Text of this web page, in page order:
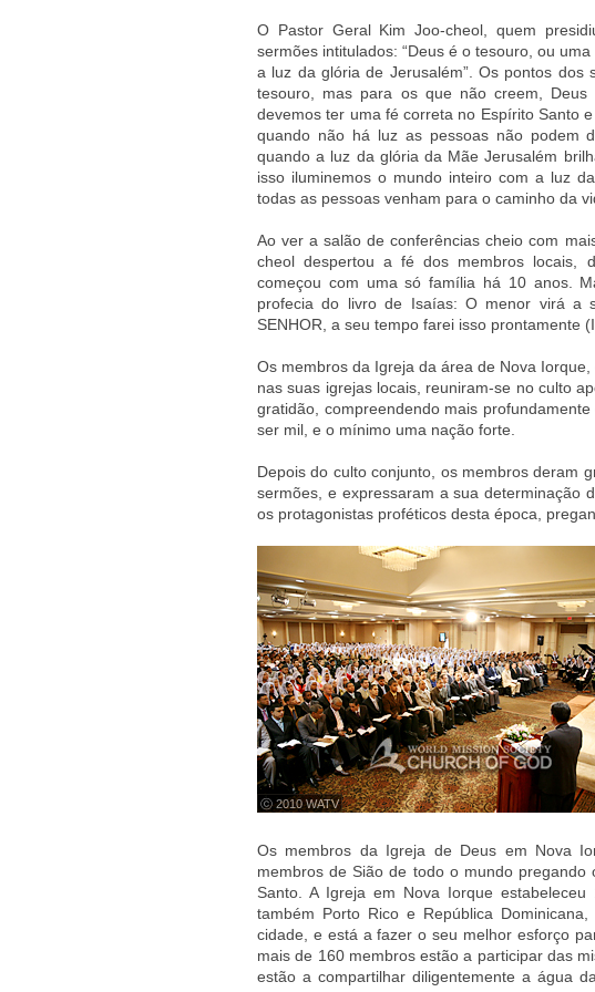
O Pastor Geral Kim Joo-cheol, quem
sermões intitulados: “Deus é o tesouro, ou
a luz da glória de Jerusalém”. Os pontos
tesouro, mas para os que não creem,
devemos ter uma fé correta no Espírito Santo
quando não há luz as pessoas não podem
quando a luz da glória da Mãe Jerusalém
isso iluminemos o mundo inteiro com a luz
todas as pessoas venham para o caminho da
Ao ver a salão de conferências cheio com
cheol despertou a fé dos membros locais,
começou com uma só família há 10 anos.
profecia do livro de Isaías: O menor virá
SENHOR, a seu tempo farei isso prontamente
Os membros da Igreja da área de Nova
nas suas igrejas locais, reuniram-se no culto
gratidão, compreendendo mais
ser mil, e o mínimo uma nação forte.
Depois do culto conjunto, os membros deram
sermões, e expressaram a sua determinação
os protagonistas proféticos desta época,
ⓒ 2010 WATV
Os membros da Igreja de Deus em Nova
membros de Sião de todo o mundo
Santo. A Igreja em Nova Iorque
também Porto Rico e República
cidade, e está a fazer o seu melhor esforço
mais de 160 membros estão a participar das
estão a compartilhar diligentemente a água